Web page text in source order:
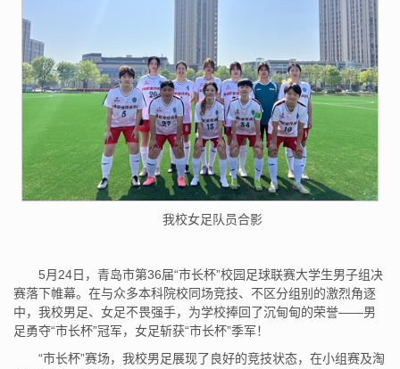
我校女足队员合影
5月24日，青岛市第36届“市长杯”校园足球联赛大学生男子组决
赛落下帷幕。在与众多本科院校同场竞技、不区分组别的激烈角逐
中，我校男足、女足不畏强手，为学校捧回了沉甸甸的荣誉——男
足勇夺“市长杯”冠军，女足斩获“市长杯”季军！
“市长杯”赛场，我校男足展现了良好的竞技状态，在小组赛及淘